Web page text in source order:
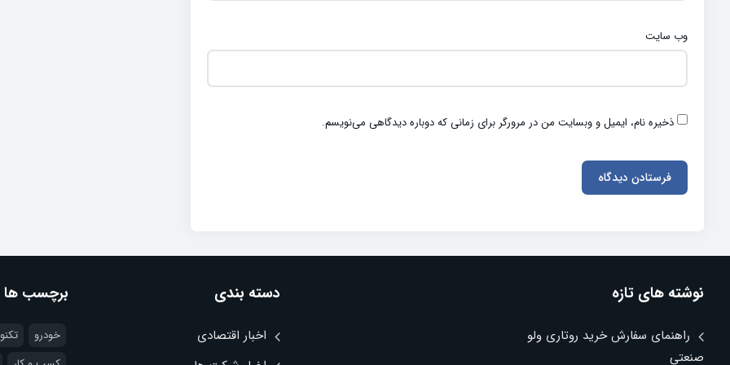
وب‌ سایت
ذخیره نام، ایمیل و وبسایت من در مرورگر برای زمانی که دوباره دیدگاهی می‌نویسم.
نوشته های تازه
راهنمای سفارش خرید روتاری ولو
صنعتی
دسته بندی
اخبار اقتصادی
برچسب ها
خودرو